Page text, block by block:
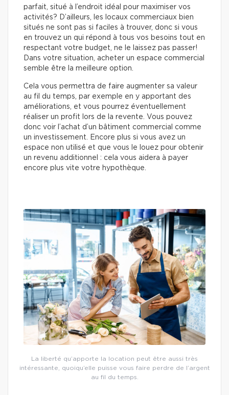
parfait, situé à l’endroit idéal pour maximiser vos
activités? D’ailleurs, les locaux commerciaux bien
situés ne sont pas si faciles à trouver, donc si vous
en trouvez un qui répond à tous vos besoins tout en
respectant votre budget, ne le laissez pas passer!
Dans votre situation, acheter un espace commercial
semble être la meilleure option.
Cela vous permettra de faire augmenter sa valeur
au fil du temps, par exemple en y apportant des
améliorations, et vous pourrez éventuellement
réaliser un profit lors de la revente. Vous pouvez
donc voir l’achat d’un bâtiment commercial comme
un investissement. Encore plus si vous avez un
espace non utilisé et que vous le louez pour obtenir
un revenu additionnel : cela vous aidera à payer
encore plus vite votre hypothèque.
La liberté qu’apporte la location peut être aussi très
intéressante, quoiqu’elle puisse vous faire perdre de l’argent
au fil du temps.